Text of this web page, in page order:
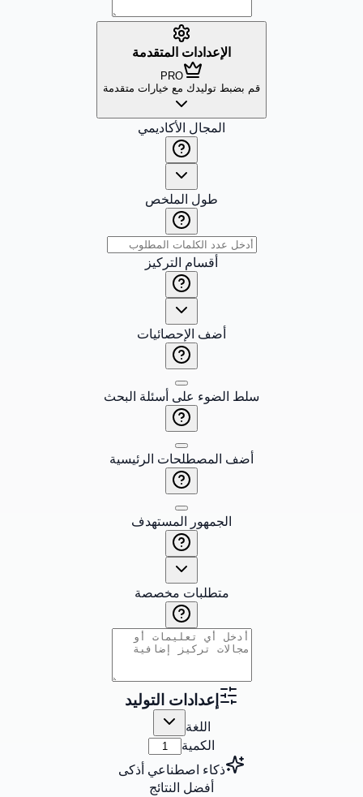
الإعدادات المتقدمة
PRO
قم بضبط توليدك مع خيارات متقدمة
المجال الأكاديمي
طول الملخص
أقسام التركيز
أضف الإحصائيات
سلط الضوء على أسئلة البحث
أضف المصطلحات الرئيسية
الجمهور المستهدف
متطلبات مخصصة
إعدادات التوليد
اللغة
الكمية
ذكاء اصطناعي أذكى
أفضل النتائج